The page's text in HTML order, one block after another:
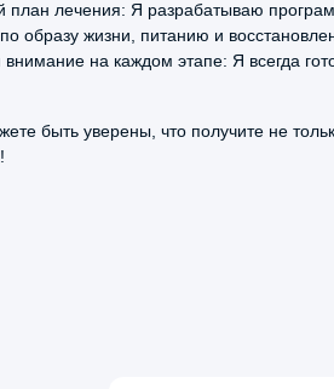
план лечения: Я разрабатываю
образу жизни, питанию и
на каждом этапе: Я всегда
быть уверены, что получите не
Миннедакиевне
с подозрением на
правильное лечение, но и дала